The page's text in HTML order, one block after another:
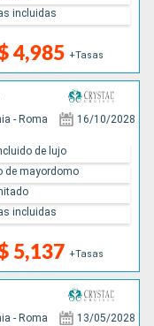
4,985 +Tasas
incluidas
- Roma 16/10/2028
5,137 +Tasas
de lujo
de mayordomo
incluidas
- Roma 13/05/2028